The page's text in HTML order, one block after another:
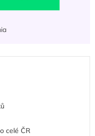
celé ČR